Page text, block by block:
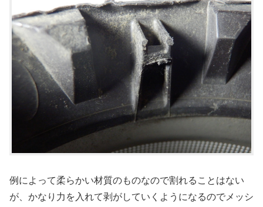
例によって柔らかい材質のものなので割れることはない
が、かなり力を入れて剥がしていくようになるのでメッシ